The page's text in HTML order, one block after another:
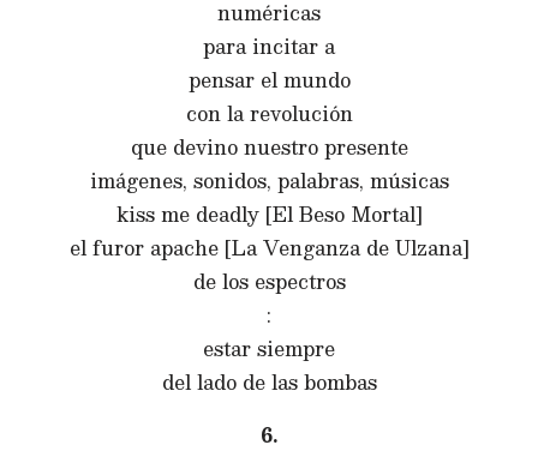
numéricas
para incitar a
pensar el mundo
con la revolución
que devino nuestro presente
imágenes, sonidos, palabras, músicas
kiss me deadly [El Beso Mortal]
el furor apache [La Venganza de Ulzana]
de los espectros
:
estar siempre
del lado de las bombas
6.